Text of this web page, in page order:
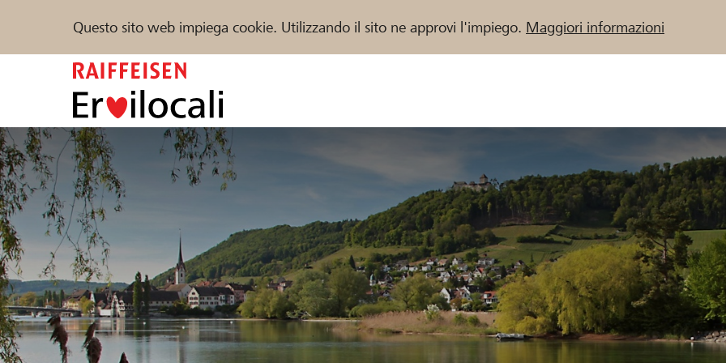
Questo sito web impiega cookie. Utilizzando il sito ne approvi l'impiego. Maggiori informazioni
Sostenere Aiuto & supporto
Trova progetti e organizzazioni
DE FR IT